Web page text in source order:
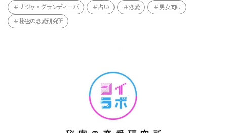
ナジャ・グランディーバ 占い 恋愛 男女向け
秘密の恋愛研究所